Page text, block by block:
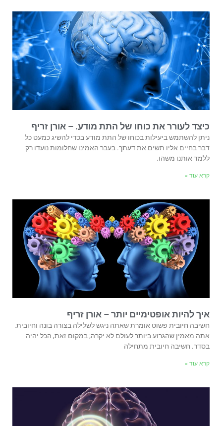
כיצד לעורר את כוחו של התת מודע. – אורן זריף
ניתן להשתמש ביעילות בכוחו של התת מודע בכדי להשיג כמעט כל
דבר בחיים אליו תשים את דעתך. בעבר האמינו שחלומות נועדו רק
ללמד אותנו משהו.
קרא עוד »
איך להיות אופטימיים יותר – אורן זריף
חשיבה חיובית פשוט אומרת שאתה ניגש לשלילה בצורה בונה וחיובית.
אתה מאמין שהגרוע ביותר לעולם לא יקרה; במקום זאת, הכל יהיה
בסדר. חשיבה חיובית מתחילה
קרא עוד »